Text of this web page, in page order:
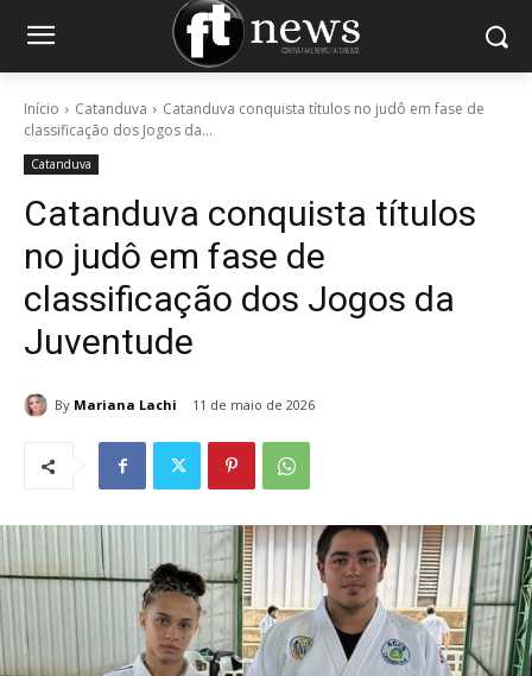
Início Catanduva
Catanduva conquista títulos no judô em fase de
classificação dos Jogos da...
Catanduva
Catanduva conquista títulos
no judô em fase de
classificação dos Jogos da
Juventude
By Mariana Lachi 11 de maio de 2026